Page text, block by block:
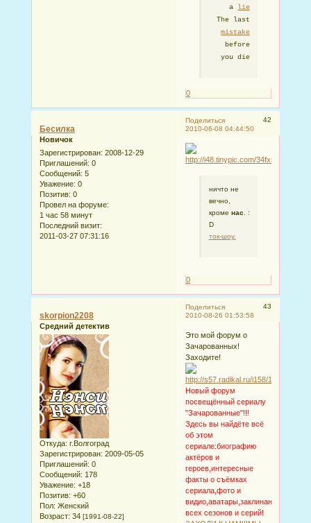
a lie
The last
mistake
before
you die
0
Поделиться
42
2010-06-08 04:44:50
Бесилка
Новичок
Зарегистрирован: 2008-12-29
Приглашений: 0
Сообщений: 5
Уважение: 0
Позитив: 0
Провел на форуме:
1 час 58 минут
Последний визит:
2011-03-27 07:31:16
ничто не
вечно,
кроме нас. :
D
ток-шоу.
0
Поделиться
43
2010-08-26 01:53:58
skorpion2208
Средний детектив
Откуда: г.Волгоград
Зарегистрирован: 2009-05-05
Приглашений: 0
Сообщений: 178
Уважение: +18
Позитив: +60
Пол: Женский
Возраст: 34 [1991-08-22]
Это мой форум о
Зачарованных!
Заходите!
Новый форум
посвещённый сериалу
"Зачарованные"!!!
Здесь вы найдёте всё
об этом
сериале:биографию
актёров и
героев,интересные
факты о съёмках
сериала,фото и
всех сезонов и серий!